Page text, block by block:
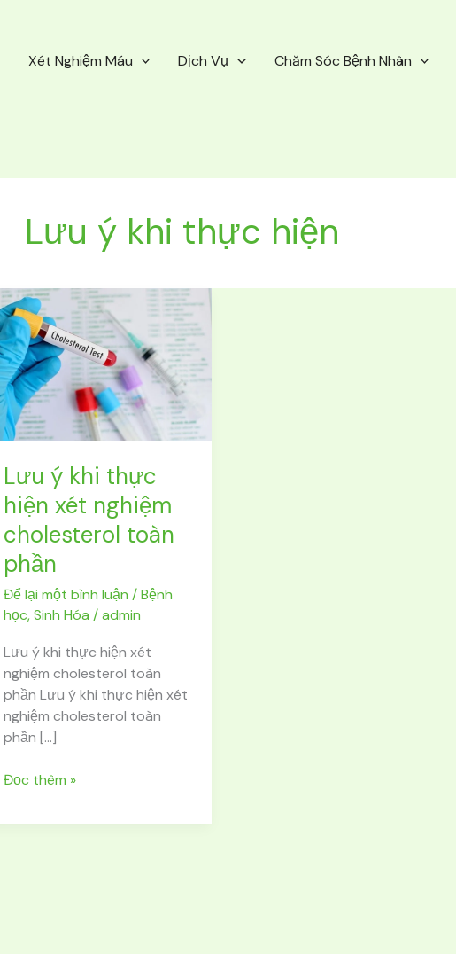
Xét Nghiệm Máu Dịch Vụ Chăm Sóc Bệnh Nhân
Lưu ý khi thực hiện
Lưu ý khi thực
hiện xét nghiệm
cholesterol toàn
phần
Để lại một bình luận /Bệnh
học,Sinh Hóa /admin
Lưu ý khi thực hiện xét
nghiệm cholesterol toàn
phần Lưu ý khi thực hiện xét
nghiệm cholesterol toàn
phần […]
Lưu
ý
khi
thực
hiện
xét
nghiệm
cholesterol
toàn
phần
Đọc thêm »